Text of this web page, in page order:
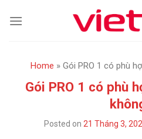
Home » Gói PRO 1 có phù
Gói PRO 1 có phù
Posted on 21 Tháng 3,